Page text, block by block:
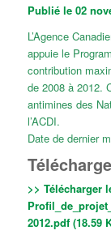
Publié le 02
L’Agence
appuie le
contribution
de 2008 à 2012.
antimines des
l’ACDI.
Date de dernier
>> Télécharger
2012.pdf (18.59